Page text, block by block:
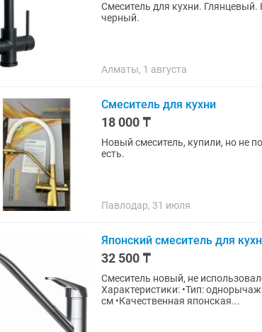
Смеситель для кухни.
черный.
Алматы, 1 августа
Смеситель для кухни
18 000 ₸
Новый смеситель, купили, но не
есть.
Павлодар, 31 июля
Японский смеситель для
32 500 ₸
Смеситель новый, не
Характеристики: •Тип:
см •Качественная японская...